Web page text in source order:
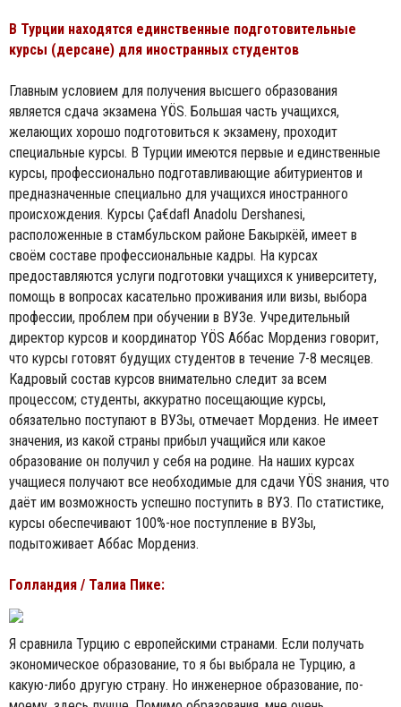
В Турции находятся единственные подготовительные
курсы (дерсане) для иностранных студентов
Главным условием для получения высшего образования
является сдача экзамена YÖS. Большая часть учащихся,
желающих хорошо подготовиться к экзамену, проходит
специальные курсы. В Турции имеются первые и единственные
курсы, профессионально подготавливающие абитуриентов и
предназначенные специально для учащихся иностранного
происхождения. Курсы Ça€daﬂ Anadolu Dershanesi,
расположенные в стамбульском районе Бакыркёй, имеет в
своём составе профессиональные кадры. На курсах
предоставляются услуги подготовки учащихся к университету,
помощь в вопросах касательно проживания или визы, выбора
профессии, проблем при обучении в ВУЗе. Учредительный
директор курсов и координатор YÖS Аббас Мордениз говорит,
что курсы готовят будущих студентов в течение 7-8 месяцев.
Кадровый состав курсов внимательно следит за всем
процессом; студенты, аккуратно посещающие курсы,
обязательно поступают в ВУЗы, отмечает Мордениз. Не имеет
значения, из какой страны прибыл учащийся или какое
образование он получил у себя на родине. На наших курсах
учащиеся получают все необходимые для сдачи YÖS знания, что
даёт им возможность успешно поступить в ВУЗ. По статистике,
курсы обеспечивают 100%-ное поступление в ВУЗы,
подытоживает Аббас Мордениз.
Голландия / Талиа Пике:
Я сравнила Турцию с европейскими странами. Если получать
экономическое образование, то я бы выбрала не Турцию, а
какую-либо другую страну. Но инженерное образование, по-